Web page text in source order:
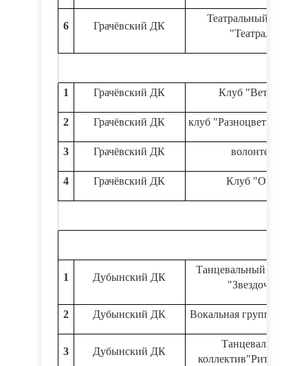
6 Грачёвский ДК
Театральный кружок
"Театралы"
1 Грачёвский ДК Клуб "Ветеран"
2 Грачёвский ДК клуб "Разноцветные
3 Грачёвский ДК волонтеры
4 Грачёвский ДК Клуб "Очаг"
1 Дубынский ДК
Танцевальный
"Звездочки"
2 Дубынский ДК Вокальная
3 Дубынский ДК
Танцевальный
коллектив"Ритм